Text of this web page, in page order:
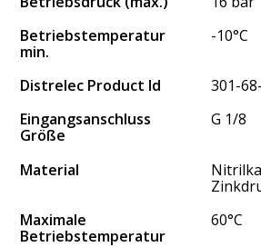
Betriebstemperatur
min.
-10°C
Distrelec Product Id
301-
Eingangsanschluss
Größe
G 1/8
Material
Maximale
Betriebstemperatur
60°C